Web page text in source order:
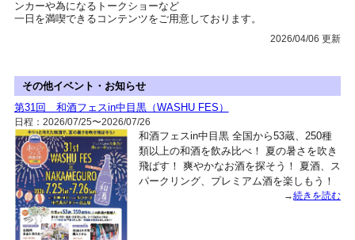
ンカーや為になるトークショーなど
一日を満喫できるコンテンツをご用意しております。
2026/04/06 更新
その他イベント・お知らせ
第31回 和酒フェスin中目黒（WASHU FES）
日程：2026/07/25〜2026/07/26
和酒フェスin中目黒 全国から53蔵、250種
類以上の和酒を飲み比べ！ 夏の暑さを吹き
飛ばす！ 爽やかなお酒を探そう！ 夏酒、ス
パークリング、プレミアム酒を楽しもう！
→続きを読む